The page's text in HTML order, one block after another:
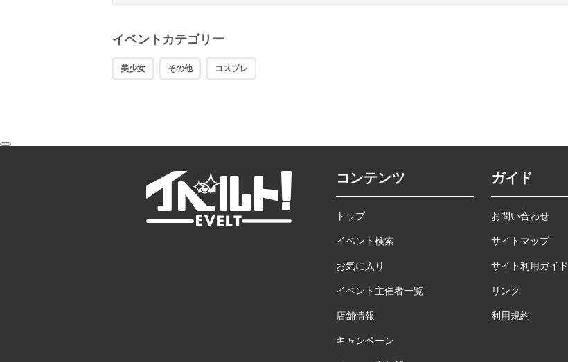
イベントカテゴリー
美少女 その他 コスプレ
コンテンツ
トップ
イベント検索
お気に入り
イベント主催者一覧
店舗情報
キャンペーン
ガイド
お問い合わせ
サイトマップ
サイト利用ガイド
リンク
利用規約